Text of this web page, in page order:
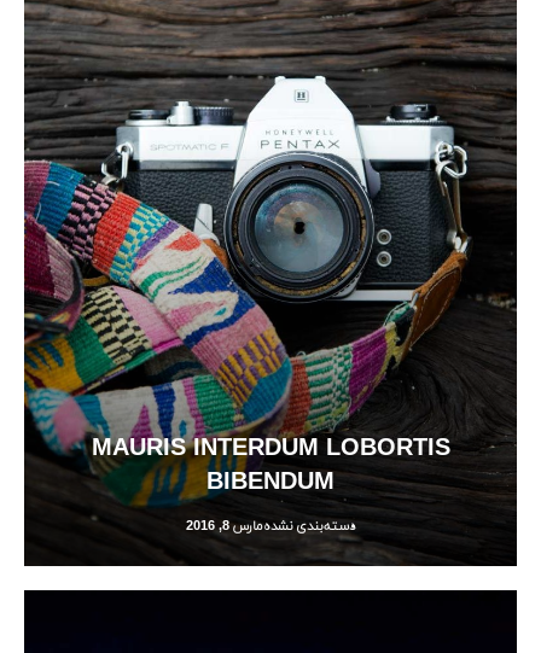
MAURIS INTERDUM LOBORTIS
BIBENDUM
دسته‌بندی نشدهمارس 8, 2016